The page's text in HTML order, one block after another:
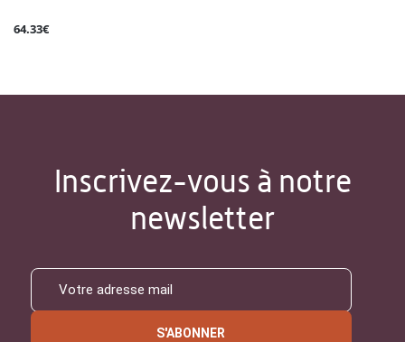
64.33€
Inscrivez-vous à notre
newsletter
S'ABONNER